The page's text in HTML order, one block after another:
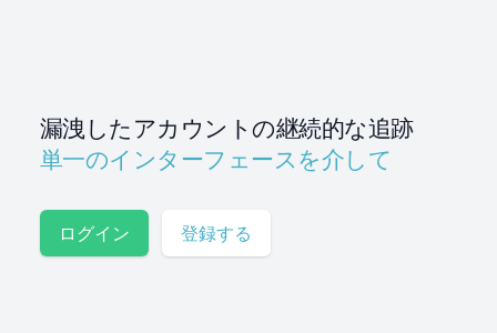
漏洩したアカウントの継続的な追跡
単一のインターフェースを介して
ログイン 登録する